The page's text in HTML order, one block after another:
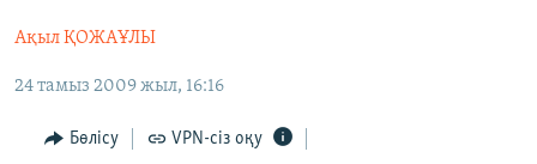
Skip
to
ӘЛЕУМЕТ
ӘЛЕМ
АРНАЙЫ ЖОБАЛАР
Ақыл ҚОЖАҰЛЫ
24 тамыз 2009 жыл, 16:16
Бөлісу VPN-сіз оқу